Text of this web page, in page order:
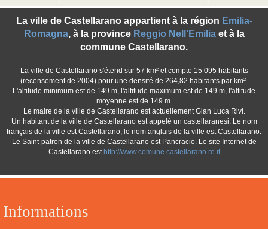
Informations
La ville de Castellarano appartient à la région Emilia-
Romagna, à la province Reggio Nell'Emiliaet à la
commune Castellarano.
La ville de Castellarano s'étend sur 57 km² et compte 15 095 habitants
(recensement de 2004) pour une densité de 264,82 habitants par km².
L'altitude minimum est de 149 m, l'altitude maximum est de 149 m, l'altitude
moyenne est de 149 m.
Le maire de la ville de Castellarano est actuellement Gian Luca Rivi.
Un habitant de la ville de Castellarano est appelé un castellaranesi. Le nom
français de la ville est Castellarano, le nom anglais de la ville est Castellarano.
Le Saint-patron de la ville de Castellarano est Pancracio. Le site Internet de
Castellarano est http://www.comune.castellarano.re.it